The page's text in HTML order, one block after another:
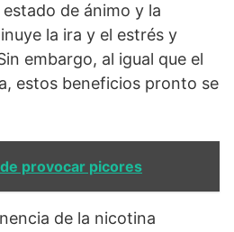
de ánimo y la
la ira y el estrés y
embargo, al igual que el
estos beneficios pronto se
provocar picores
de la nicotina